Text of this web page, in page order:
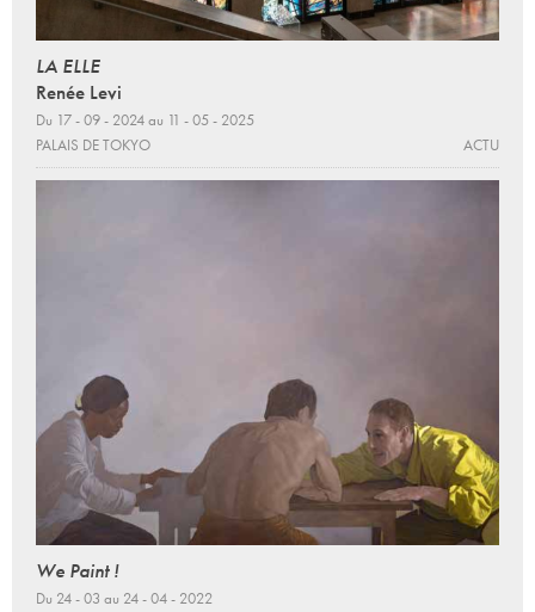
LA ELLE
Renée Levi
Du 17 - 09 - 2024 au 11 - 05 - 2025
PALAIS DE TOKYO
ACTU
We Paint !
Du 24 - 03 au 24 - 04 - 2022